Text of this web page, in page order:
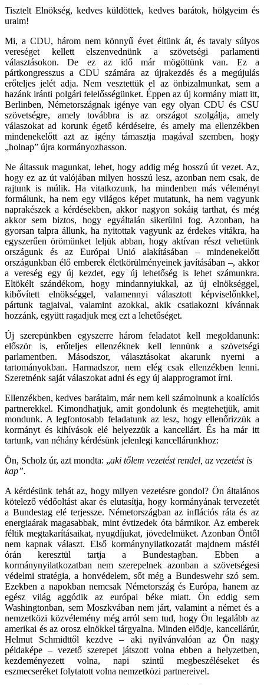
Tisztelt Elnökség, kedves küldöttek, kedves barátok, hölgyeim és
uraim!
Mi, a CDU, három nem könnyű évet éltünk át, és tavaly súlyos
vereséget kellett elszenvednünk a szövetségi parlamenti
választásokon. De ez az idő már mögöttünk van. Ez a
pártkongresszus a CDU számára az újrakezdés és a megújulás
erőteljes jelét adja. Nem vesztettük el az önbizalmunkat, sem a
hazánk iránti polgári felelősségünket. Éppen az új kormány miatt itt,
Berlinben, Németországnak igénye van egy olyan CDU és CSU
szövetségre, amely továbbra is az országot szolgálja, amely
válaszokat ad korunk égető kérdéseire, és amely ma ellenzékben
mindenekelőtt azt az igény támasztja magával szemben, hogy
„holnap” újra kormányozhasson.
Ne áltassuk magunkat, lehet, hogy addig még hosszú út vezet. Az,
hogy ez az út valójában milyen hosszú lesz, azonban nem csak, de
rajtunk is múlik. Ha vitatkozunk, ha mindenben más véleményt
formálunk, ha nem egy világos képet mutatunk, ha nem vagyunk
naprakészek a kérdésekben, akkor nagyon sokáig tarthat, és még
akkor sem biztos, hogy egyáltalán sikerülni fog. Azonban, ha
gyorsan talpra állunk, ha nyitottak vagyunk az érdekes vitákra, ha
egyszerűen örömünket leljük abban, hogy aktívan részt vehetünk
országunk és az Európai Unió alakításában – mindenekelőtt
országunkban élő emberek életkörülményeinek javításában –, akkor
a vereség egy új kezdet, egy új lehetőség is lehet számunkra.
Eltökélt szándékom, hogy mindannyiukkal, az új elnökséggel,
kibővített elnökséggel, valamennyi választott képviselőnkkel,
pártunk tagjaival, valamint azokkal, akik csatlakozni kívánnak
hozzánk, együtt ragadjuk meg ezt a lehetőséget.
Új szerepünkben egyszerre három feladatot kell megoldanunk:
először is, erőteljes ellenzéknek kell lennünk a szövetségi
parlamentben. Másodszor, választásokat akarunk nyerni a
tartományokban. Harmadszor, nem elég csak ellenzékben lenni.
Szeretnénk saját válaszokat adni és egy új alapprogramot írni.
Ellenzékben, kedves barátaim, már nem kell számolnunk a koalíciós
partnerekkel. Kimondhatjuk, amit gondolunk és megtehetjük, amit
mondunk. A legfontosabb feladatunk az lesz, hogy ellenőrizzük a
kormányt és kihívások elé helyezzük a kancellárt. És ha már itt
tartunk, van néhány kérdésünk jelenlegi kancellárunkhoz:
Ön, Scholz úr, azt mondta: „aki tőlem vezetést rendel, az vezetést is
kap”.
A kérdésünk tehát az, hogy milyen vezetésre gondol? Ön általános
kötelező védőoltást akar és elutasítja, hogy kormányának tervezetét
a Bundestag elé terjessze. Németországban az inflációs ráta és az
energiaárak magasabbak, mint évtizedek óta bármikor. Az emberek
féltik megtakarításaikat, nyugdíjukat, jövedelmüket. Azonban Öntől
nem kapnak választ. Első kormánynyilatkozatát majdnem másfél
órán keresztül tartja a Bundestagban. Ebben a
kormánynyilatkozatban nem szerepelnek azonban a szövetségesi
védelmi stratégia, a honvédelem, sőt még a Bundeswehr szó sem.
Ezekben a napokban nemcsak Németország és Európa, hanem az
egész világ aggódik az európai béke miatt. Ön eddig sem
Washingtonban, sem Moszkvában nem járt, valamint a német és a
nemzetközi közvélemény még arról sem tud, hogy Ön legalább az
amerikai és az orosz elnökkel tárgyalna. Minden elődje, kancellárúr,
Helmut Schmidttől kezdve – aki nyilvánvalóan az Ön nagy
példaképe – vezető szerepet játszott volna ebben a helyzetben,
kezdeményezett volna, napi szintű megbeszéléseket és
eszmecseréket folytatott volna nemzetközi partnereivel.